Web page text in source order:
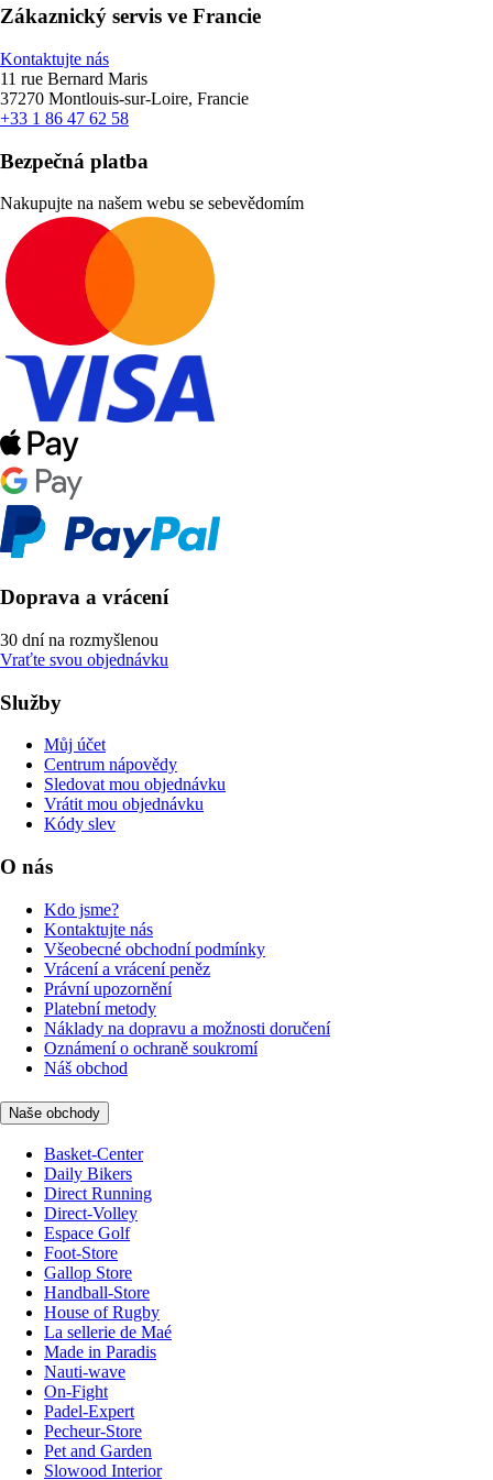
Zákaznický servis ve Francie
Kontaktujte nás
11 rue Bernard Maris
37270 Montlouis-sur-Loire, Francie
+33 1 86 47 62 58
Bezpečná platba
Nakupujte na našem webu se sebevědomím
Doprava a vrácení
30 dní na rozmyšlenou
Vraťte svou objednávku
Služby
Můj účet
Centrum nápovědy
Sledovat mou objednávku
Vrátit mou objednávku
Kódy slev
O nás
Kdo jsme?
Kontaktujte nás
Všeobecné obchodní podmínky
Vrácení a vrácení peněz
Právní upozornění
Platební metody
Náklady na dopravu a možnosti doručení
Oznámení o ochraně soukromí
Náš obchod
Naše obchody
Basket-Center
Daily Bikers
Direct Running
Direct-Volley
Espace Golf
Foot-Store
Gallop Store
Handball-Store
House of Rugby
La sellerie de Maé
Made in Paradis
Nauti-wave
On-Fight
Padel-Expert
Pecheur-Store
Pet and Garden
Slowood Interior